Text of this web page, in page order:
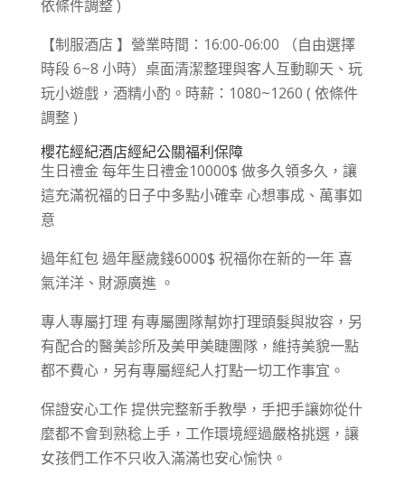
依條件調整 )
【制服酒店 】營業時間：16:00-06:00 （自由選擇
時段 6~8 小時）桌面清潔整理與客人互動聊天、玩
玩小遊戲，酒精小酌。時薪：1080~1260 ( 依條件
調整 )
櫻花經紀酒店經紀公關福利保障
生日禮金 每年生日禮金10000$ 做多久領多久，讓
這充滿祝福的日子中多點小確幸 心想事成、萬事如
意
過年紅包 過年壓歲錢6000$ 祝福你在新的一年 喜
氣洋洋、財源廣進 。
專人專屬打理 有專屬團隊幫妳打理頭髮與妝容，另
有配合的醫美診所及美甲美睫團隊，維持美貌一點
都不費心，另有專屬經紀人打點一切工作事宜。
保證安心工作 提供完整新手教學，手把手讓妳從什
麼都不會到熟稔上手，工作環境經過嚴格挑選，讓
女孩們工作不只收入滿滿也安心愉快。